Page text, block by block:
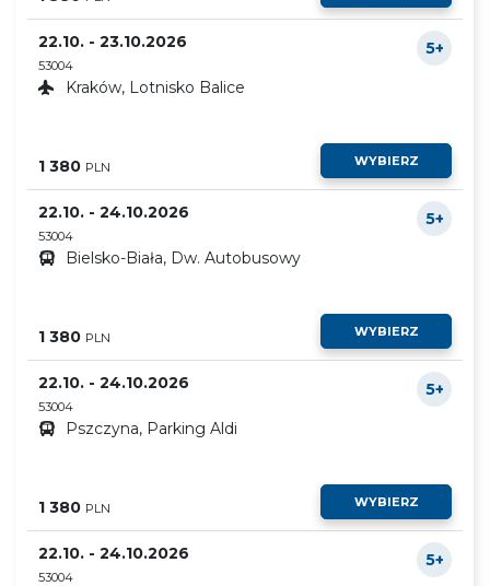
22.10. - 23.10.2026
53004
5+
Kraków, Lotnisko Balice
1 380 PLN WYBIERZ
22.10. - 24.10.2026
53004
5+
Bielsko-Biała, Dw. Autobusowy
1 380 PLN WYBIERZ
22.10. - 24.10.2026
53004
5+
Pszczyna, Parking Aldi
1 380 PLN WYBIERZ
22.10. - 24.10.2026
53004
5+